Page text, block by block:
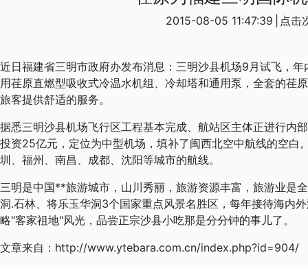
2015-08-05 11:47:39 点击
近日福建省三明市政府办发布消息：三明沙县机场9月试飞，
用荏原直燃型吸收式冷温水机组、冷却塔和通用泵，全套的荏
旅客提供舒适的服务。
据悉三明沙县机场飞行区工程基本完成、航站区主体正进行内
投资25亿元，定位为中型机场，填补了闽西北空中航线的空白
圳、福州、南昌、成都、沈阳等城市的航线。
三明是中国**旅游城市，山川秀丽，旅游资源丰富，旅游业是
洞.石林、将乐玉华洞3个国家重点风景名胜区，每年接待海内
略"客家祖地"风光，品尝正宗沙县小吃那是分分钟的事儿了。
文章来自： http://www.ytebara.com.cn/index.php?id=904/